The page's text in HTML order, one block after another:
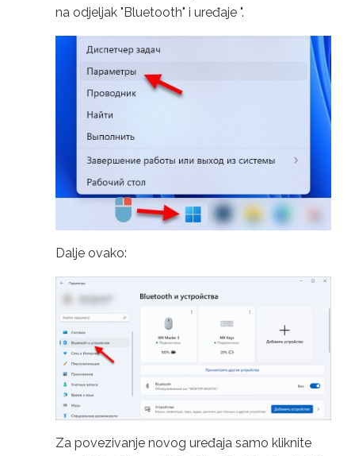
na odjeljak "Bluetooth" i uređaje ".
Dalje ovako:
Za povezivanje novog uređaja samo kliknite